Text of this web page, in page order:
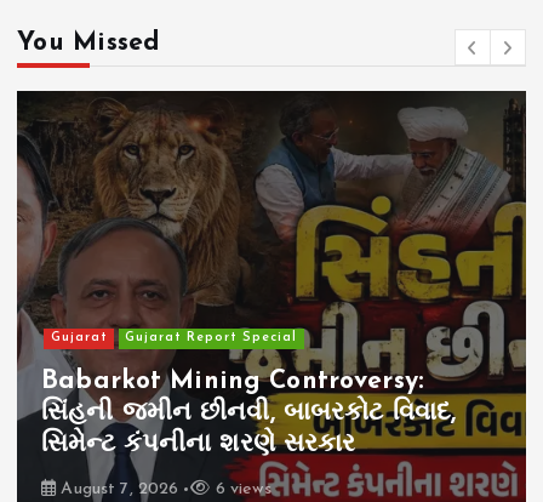
You Missed
Gujarat Gujarat Report Special
Babarkot Mining Controversy:
સિંહની જમીન છીનવી, બાબરકોટ વિવાદ,
સિમેન્ટ કંપનીના શરણે સરકાર
August 7, 2026 6 views